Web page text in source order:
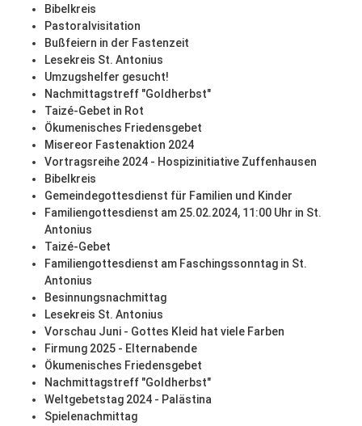
Bibelkreis
Pastoralvisitation
Bußfeiern in der Fastenzeit
Lesekreis St. Antonius
Umzugshelfer gesucht!
Nachmittagstreff "Goldherbst"
Taizé-Gebet in Rot
Ökumenisches Friedensgebet
Misereor Fastenaktion 2024
Vortragsreihe 2024 - Hospizinitiative Zuffenhausen
Bibelkreis
Gemeindegottesdienst für Familien und Kinder
Familiengottesdienst am 25.02.2024, 11:00 Uhr in St.
Antonius
Taizé-Gebet
Familiengottesdienst am Faschingssonntag in St.
Antonius
Besinnungsnachmittag
Lesekreis St. Antonius
Vorschau Juni - Gottes Kleid hat viele Farben
Firmung 2025 - Elternabende
Ökumenisches Friedensgebet
Nachmittagstreff "Goldherbst"
Weltgebetstag 2024 - Palästina
Spielenachmittag